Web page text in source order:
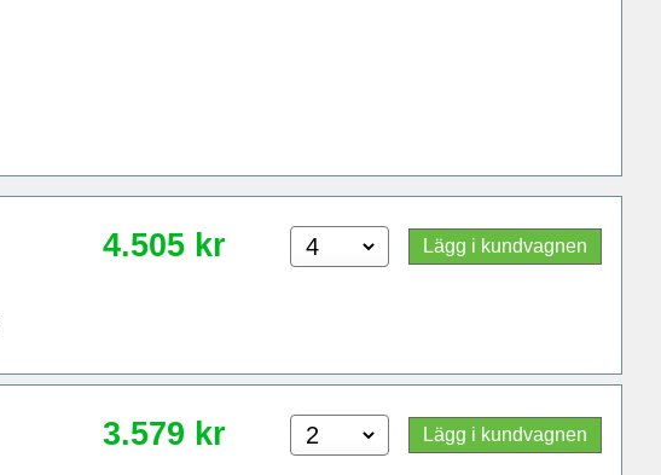
4.505 kr Lägg i kundvagnen
3.579 kr Lägg i kundvagnen